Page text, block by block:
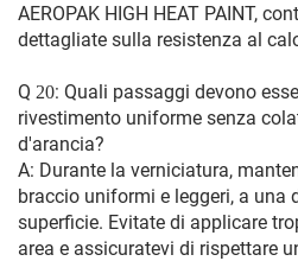
AEROPAK HIGH HEAT PAINT,
dettagliate sulla resistenza al
Q 20: Quali passaggi devono
rivestimento uniforme senza
d'arancia?
A: Durante la verniciatura,
braccio uniformi e leggeri, a una
superficie. Evitate di applicare
area e assicuratevi di rispettare